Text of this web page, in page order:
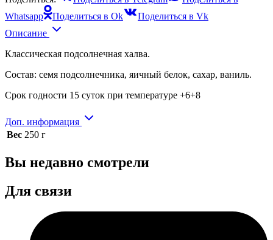
Whatsapp
Поделиться в Ok
Поделиться в Vk
Описание
Классическая подсолнечная халва.
Состав: семя подсолнечника, яичный белок, сахар, ваниль.
Срок годности 15 суток при температуре +6+8
Доп. информация
Вес 250 г
Вы недавно смотрели
Для связи